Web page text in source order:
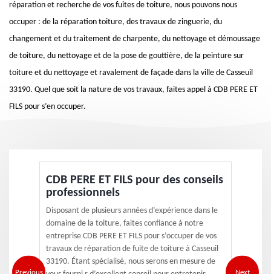
réparation et recherche de vos fuites de toiture, nous pouvons nous
occuper : de la réparation toiture, des travaux de zinguerie, du
changement et du traitement de charpente, du nettoyage et démoussage
de toiture, du nettoyage et de la pose de gouttière, de la peinture sur
toiture et du nettoyage et ravalement de façade dans la ville de Casseuil
33190. Quel que soit la nature de vos travaux, faites appel à CDB PERE ET
FILS pour s’en occuper.
Previous
CDB PERE ET FILS pour des conseils
professionnels
Disposant de plusieurs années d’expérience dans le
domaine de la toiture, faites confiance à notre
entreprise CDB PERE ET FILS pour s’occuper de vos
travaux de réparation de fuite de toiture à Casseuil
33190. Étant spécialisé, nous serons en mesure de
Next